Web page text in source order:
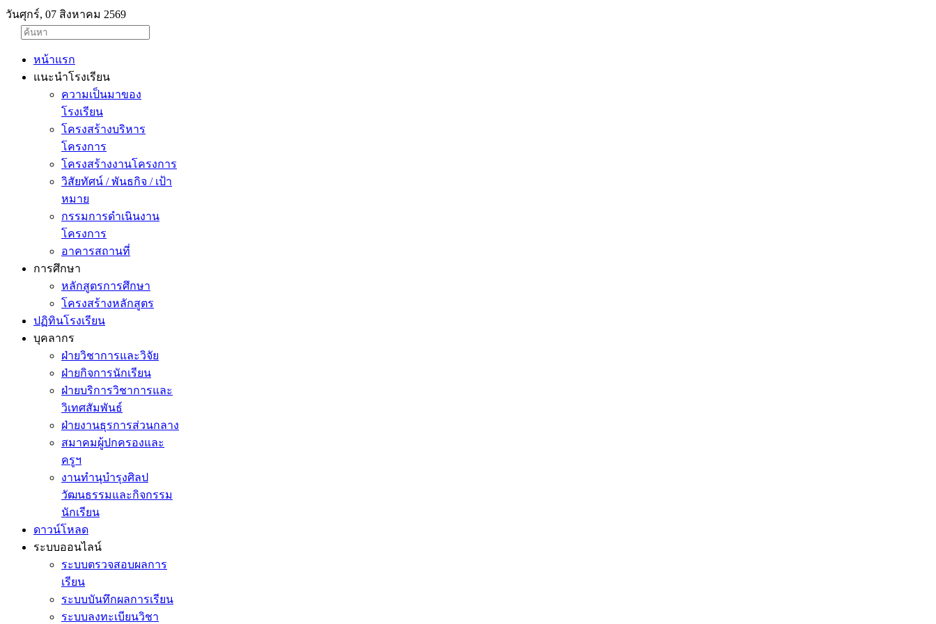
วันศุกร์, 07 สิงหาคม 2569
หน้าแรก
แนะนำโรงเรียน
ความเป็นมาของ
โรงเรียน
โครงสร้างบริหาร
โครงการ
โครงสร้างงานโครงการ
วิสัยทัศน์ / พันธกิจ / เป้า
หมาย
กรรมการดำเนินงาน
โครงการ
อาคารสถานที่
การศึกษา
หลักสูตรการศึกษา
โครงสร้างหลักสูตร
ปฏิทินโรงเรียน
บุคลากร
ฝ่ายวิชาการและวิจัย
ฝ่ายกิจการนักเรียน
ฝ่ายบริการวิชาการและ
วิเทศสัมพันธ์
ฝ่ายงานธุรการส่วนกลาง
สมาคมผู้ปกครองและ
ครูฯ
งานทำนุบำรุงศิลป
วัฒนธรรมและกิจกรรม
นักเรียน
ดาวน์โหลด
ระบบออนไลน์
ระบบตรวจสอบผลการ
เรียน
ระบบบันทึกผลการเรียน
ระบบลงทะเบียนวิชา